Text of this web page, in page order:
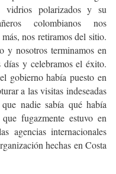
vidrios polarizados y su
colombianos nos
nos retiramos del sitio.
nosotros terminamos en
y celebramos el éxito.
gobierno había puesto en
a las visitas indeseadas
nadie sabía qué había
fugazmente estuvo en
agencias internacionales
hechas en Costa